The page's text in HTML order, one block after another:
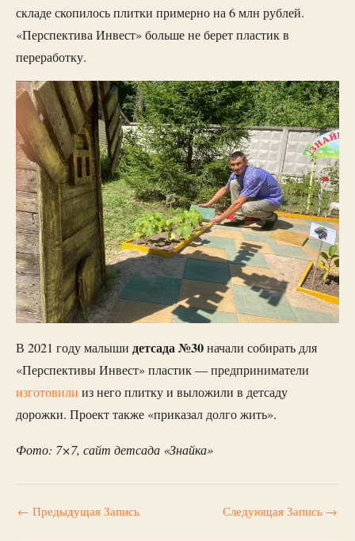
складе скопилось плитки примерно на 6 млн рублей.
«Перспектива Инвест» больше не берет пластик в
переработку.
В 2021 году малыши детсада №30начали собирать для
«Перспективы Инвест» пластик — предприниматели
изготовили из него плитку и выложили в детсаду
дорожки. Проект также «приказал долго жить».
Фото: 7×7, сайт детсада «Знайка»
← Предыдущая Запись Следующая Запись →